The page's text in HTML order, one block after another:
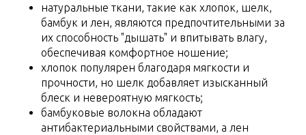
натуральные ткани, такие как хлопок, шелк,
бамбук и лен, являются предпочтительными за
их способность "дышать" и впитывать влагу,
обеспечивая комфортное ношение;
хлопок популярен благодаря мягкости и
прочности, но шелк добавляет изысканный
блеск и невероятную мягкость;
бамбуковые волокна обладают
антибактериальными свойствами, а лен